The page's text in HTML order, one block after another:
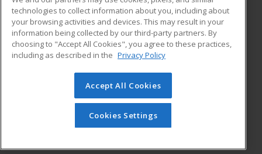
ADDITIONAL RESOURCES
Military
Financial Assistance
Help
Student Blog
© 2026 ed2go, a division of Cengage Learning. All rights
reserved. The material on this site cannot be reproduced or
redistributed unless you have obtained prior written
permission from Cengage Learning.Privacy Policy
technologies to collect information about you, including about
your browsing activities and devices. This may result in your
information being collected by our third-party partners. By
choosing to "Accept All Cookies", you agree to these practices,
including as described in the Privacy Policy
Accept All Cookies
Cookies Settings